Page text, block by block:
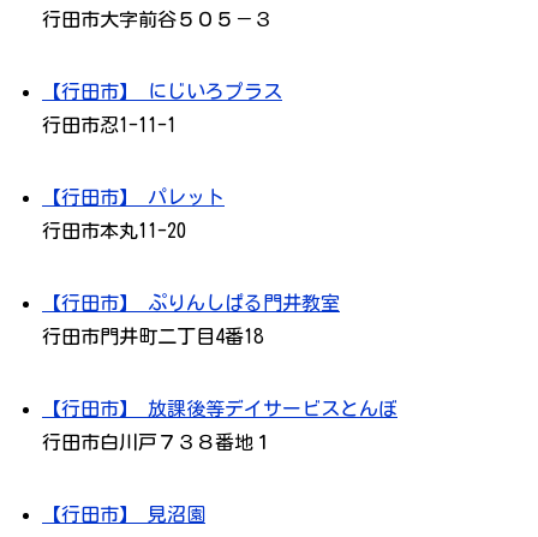
行田市大字前谷５０５－３
【行田市】 にじいろプラス
行田市忍1-11-1
【行田市】 パレット
行田市本丸11-20
【行田市】 ぷりんしぱる門井教室
行田市門井町二丁目4番18
【行田市】 放課後等デイサービスとんぼ
行田市白川戸７３８番地１
【行田市】 見沼園